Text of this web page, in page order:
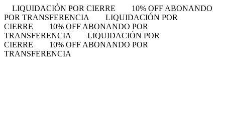
LIQUIDACIÓN POR CIERRE
10% OFF ABONANDO
POR TRANSFERENCIA
LIQUIDACIÓN POR
CIERRE
10% OFF ABONANDO POR
TRANSFERENCIA
LIQUIDACIÓN POR
CIERRE
10% OFF ABONANDO POR
TRANSFERENCIA